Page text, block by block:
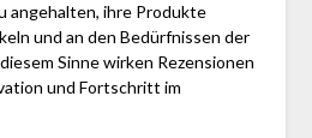
angehalten, ihre Produkte
und an den Bedürfnissen der
Sinne wirken Rezensionen
und Fortschritt im